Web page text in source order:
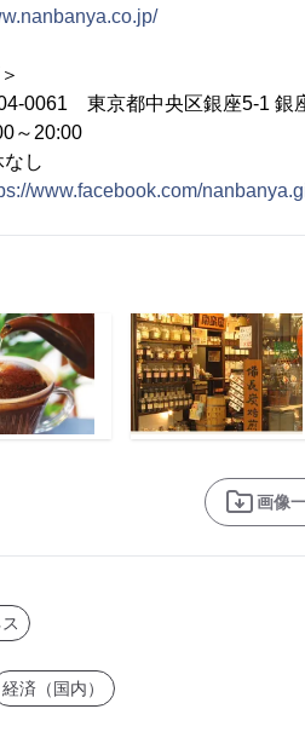
0061 東京都中央区銀座5-1 銀
～20:00
し
www.facebook.com/
画像
経済（国内）